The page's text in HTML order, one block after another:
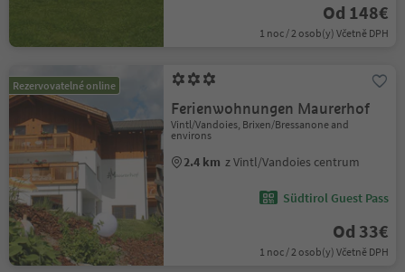
Od 148€
1 noc / 2 osob(y) Včetně DPH
Rezervovatelné online
Ferienwohnungen Maurerhof
Vintl/Vandoies, Brixen/Bressanone and
environs
2.4 km z Vintl/Vandoies centrum
Südtirol Guest Pass
Od 33€
1 noc / 2 osob(y) Včetně DPH